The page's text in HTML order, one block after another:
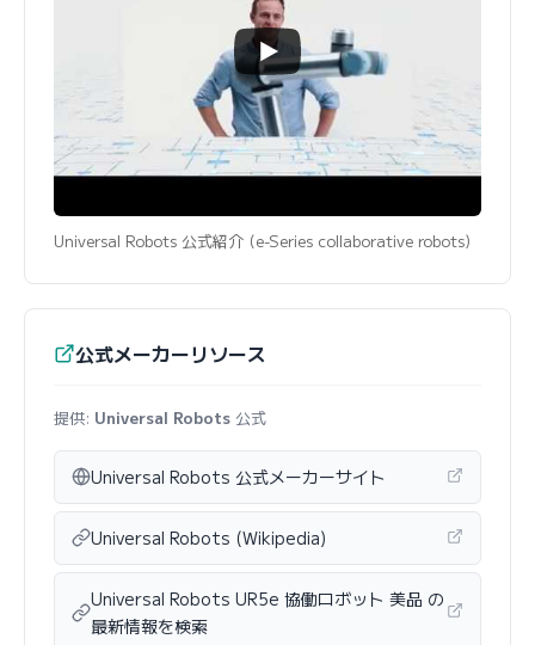
Universal Robots 公式紹介 (e-Series collaborative robots)
公式メーカーリソース
提供: Universal Robots 公式
Universal Robots 公式メーカーサイト
Universal Robots (Wikipedia)
Universal Robots UR5e 協働ロボット 美品 の
最新情報を検索